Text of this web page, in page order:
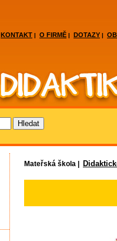
KONTAKT | O FIRMĚ | DOTAZY |
Mateřská škola |